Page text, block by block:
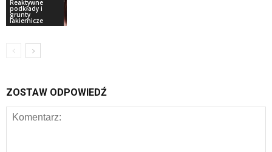
Reaktywne
podkłady i
grunty
lakiernicze
ZOSTAW ODPOWIEDŹ